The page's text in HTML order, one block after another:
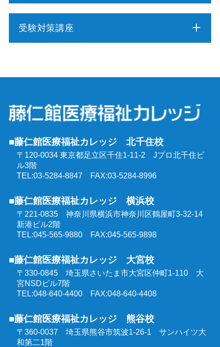
介護予防運動指導員養成講座
行動援護従業者養成研修
強度行動障害支援者養成研修
同行援護従業者養成研修
喀痰吸引等研修
医療的ケア教員講習会
埼玉県委託 公共職業訓練
群馬県委託 公共職業訓練
東京都委託 公共職業訓練
受験対策講座
社会福祉士受験対策講座（通学コース）
精神保健福祉士受験対策講座（通学コース）
介護福祉士受験対策講座（オンラインコース）
ケアマネジャー受験対策講座（オンラインコース）
社会福祉士受験対策講座（オンラインコース）
精神保健福祉士受験対策講座（オンラインコース）
■藤仁館医療福祉カレッジ 北千住校
〒120-0034 東京都足立区千住1-11-2 Jプロ北千住ビ
ル3階
TEL:03-5284-8847 FAX:03-5284-8996
■藤仁館医療福祉カレッジ 横浜校
〒221-0835 神奈川県横浜市神奈川区鶴屋町3-32-14
新港ビル2階
TEL:045-565-9880 FAX:045-565-9898
■藤仁館医療福祉カレッジ 大宮校
〒330-0845 埼玉県さいたま市大宮区仲町1-110 大
宮NSDビル7階
TEL:048-640-4400 FAX:048-640-4408
■藤仁館医療福祉カレッジ 熊谷校
〒360-0037 埼玉県熊谷市筑波1-26-1 サンハイツ大
和第二1階